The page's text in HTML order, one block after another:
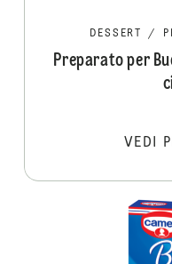
DESSERT /
Preparato per
VEDI